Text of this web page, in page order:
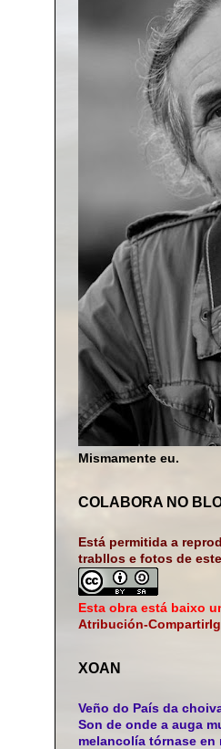
Mismamente eu.
COLABORA NO
Está permitida a
trabllos e fotos de
Esta obra está baixo
Atribución-
XOAN
Veño do País da
Son de onde a auga
melancolía tórnase en